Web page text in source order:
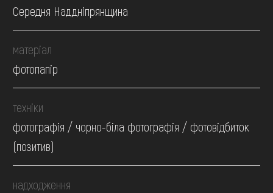
Середня Наддніпрянщина
матеріал
фотопапір
техніки
фотографія / чорно-біла фотографія / фотовідбиток
(позитив)
надходження